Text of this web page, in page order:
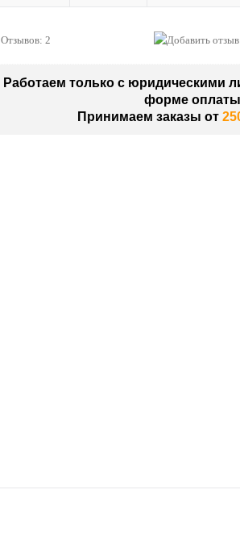
Отзывов: 2
Работаем только с юридическими
форме
Принимаем заказы от